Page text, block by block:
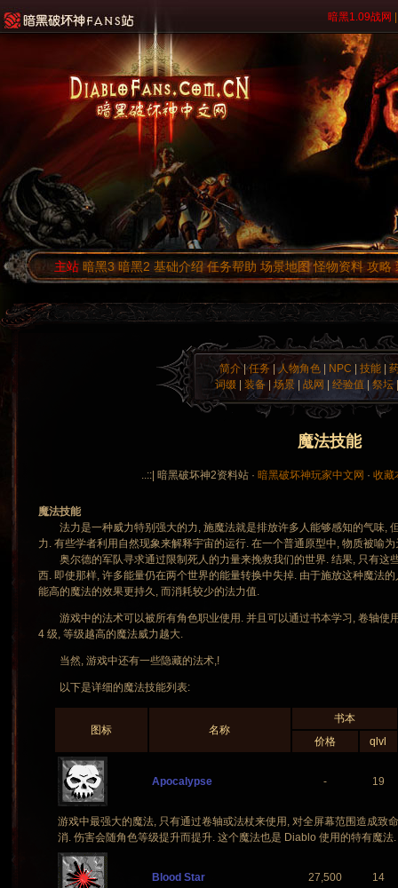
暗黑1.09战网
主站 暗黑3 暗黑2 基础介绍 任务帮助 场景地图 怪物资料 攻略
简介|任务 |人物角色 NPC 技能
词缀
装备 |场景 战网 经验值 祭坛
魔法技能
..::| 暗黑破坏神2资料站 · 暗黑破坏神玩家中文网 · 收藏
魔法技能
法力是一种威力特别强大的力, 施魔法就是排放许多人能够感知的气味,
力. 有些学者利用自然现象来解释宇宙的运行. 在一个普通原型中, 物质被喻
奥尔德的军队寻求通过限制死人的力量来挽救我们的世界. 结果, 只有这
西. 即使那样, 许多能量仍在两个世界的能量转换中失掉. 由于施放这种魔法
能高的魔法的效果更持久, 而消耗较少的法力值.
游戏中的法术可以被所有角色职业使用. 并且可以通过书本学习, 卷轴使
4 级, 等级越高的魔法威力越大.
当然, 游戏中还有一些隐藏的法术,!
以下是详细的魔法技能列表:
图标 名称
书本
价格
qlvl
Apocalypse - 19
游戏中最强大的魔法, 只有通过卷轴或法杖来使用, 对全屏幕范围造成致
消. 伤害会随角色等级提升而提升. 这个魔法也是 Diablo 使用的特有魔法.
Blood Star 27,500 14